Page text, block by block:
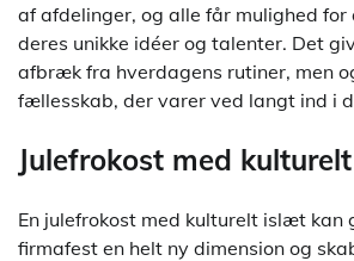
af afdelinger, og alle får mulighed
deres unikke idéer og talenter. Det
afbræk fra hverdagens rutiner, men
fællesskab, der varer ved langt ind i
Julefrokost med
En julefrokost med kulturelt islæt kan
firmafest en helt ny dimension og